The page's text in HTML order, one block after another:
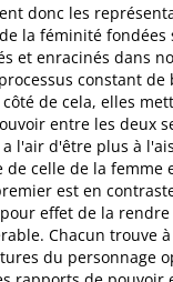
donc les
la féminité fondées
et enracinés dans
constant de
de cela, elles
entre les deux
l'air d'être plus à
celle de la femme
est en
effet de la
Chacun trouve
du personnage